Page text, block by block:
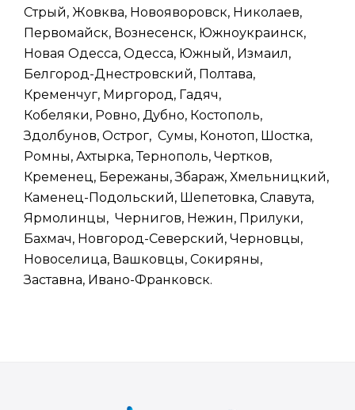
Стрый, Жовква, Новояворовск, Николаев,
Первомайск, Вознесенск, Южноукраинск,
Новая Одесса, Одесса, Южный, Измаил,
Белгород-Днестровский, Полтава,
Кременчуг, Миргород, Гадяч,
Кобеляки, Ровно, Дубно, Костополь,
Здолбунов, Острог, Сумы, Конотоп, Шостка,
Ромны, Ахтырка, Тернополь, Чертков,
Кременец, Бережаны, Збараж, Хмельницкий,
Каменец-Подольский, Шепетовка, Славута,
Ярмолинцы, Чернигов, Нежин, Прилуки,
Бахмач, Новгород-Северский, Черновцы,
Новоселица, Вашковцы, Сокиряны,
Заставна, Ивано-Франковск.